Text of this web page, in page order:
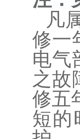
凡
修一
电气
之故
修五
短的